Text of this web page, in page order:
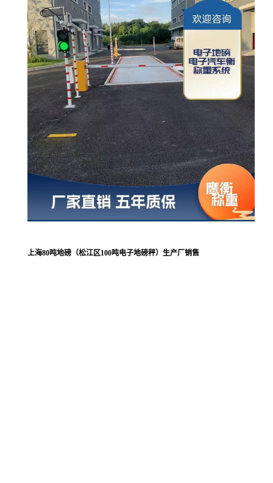
上海80吨地磅（松江区100吨电子地磅秤）生产厂销售